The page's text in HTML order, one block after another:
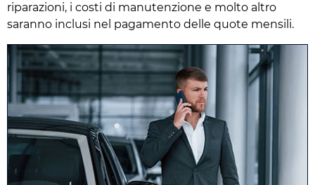
riparazioni, i costi di manutenzione e molto altro
saranno inclusi nel pagamento delle quote mensili.